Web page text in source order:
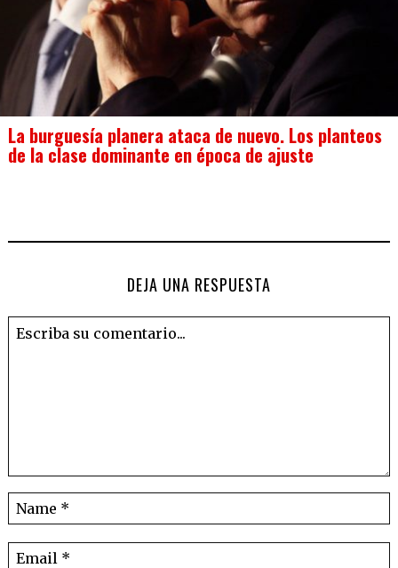
La burguesía planera ataca de nuevo. Los planteos
de la clase dominante en época de ajuste
DEJA UNA RESPUESTA